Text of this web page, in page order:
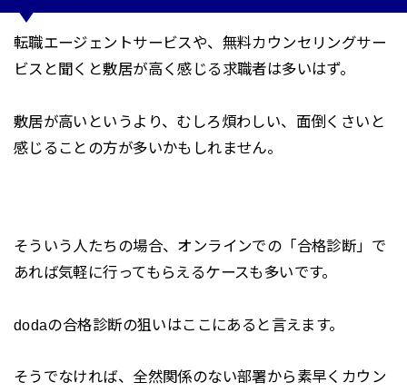
転職エージェントサービスや、無料カウンセリングサー
ビスと聞くと敷居が高く感じる求職者は多いはず。
敷居が高いというより、むしろ煩わしい、面倒くさいと
感じることの方が多いかもしれません。
そういう人たちの場合、オンラインでの「合格診断」で
あれば気軽に行ってもらえるケースも多いです。
dodaの合格診断の狙いはここにあると言えます。
そうでなければ、全然関係のない部署から素早くカウン